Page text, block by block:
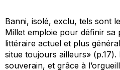
Banni, isolé, exclu, tels sont
Millet emploie pour définir sa
littéraire actuel et plus
situe toujours ailleurs» (p.17).
souverain, et grâce à